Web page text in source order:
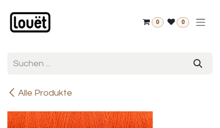
0 0
Alle Produkte